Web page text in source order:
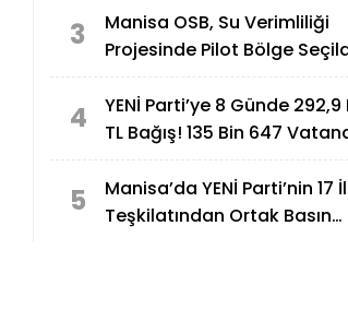
3
Manisa OSB, Su Verimliliği
Projesinde Pilot Bölge
4
YENİ Parti’ye 8 Günde
TL Bağış! 135 Bin 647
5
Manisa’da YENİ Parti’nin 17
Teşkilatından Ortak Basın